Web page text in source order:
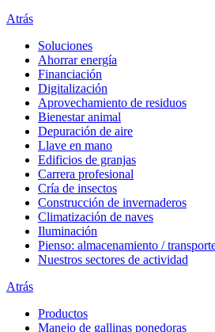
Atrás
Soluciones
Ahorrar energía
Financiación
Digitalización
Aprovechamiento de residuos
Bienestar animal
Depuración de aire
Llave en mano
Edificios de granjas
Carrera profesional
Cría de insectos
Construcción de invernaderos
Climatización de naves
Iluminación
Pienso: almacenamiento /
Nuestros sectores de actividad
Atrás
Productos
Manejo de gallinas ponedoras